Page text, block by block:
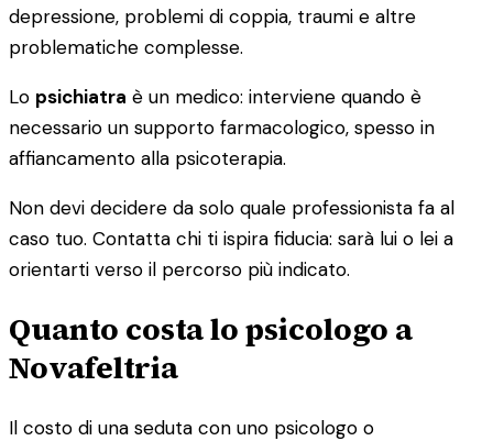
depressione, problemi di coppia, traumi e altre
problematiche complesse.
Lo psichiatra è un medico: interviene quando è
necessario un supporto farmacologico, spesso in
affiancamento alla psicoterapia.
Non devi decidere da solo quale professionista fa al
caso tuo. Contatta chi ti ispira fiducia: sarà lui o lei a
orientarti verso il percorso più indicato.
Quanto costa lo psicologo a
Novafeltria
Il costo di una seduta con uno psicologo o